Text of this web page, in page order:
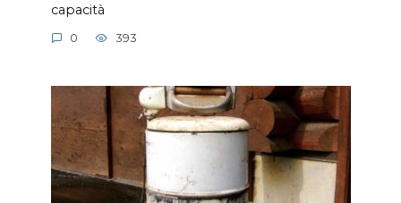
capacità
0 393